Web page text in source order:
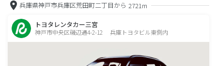
兵庫県神戸市兵庫区荒田町二丁目から 2721m
トヨタレンタカー三宮
神戸市中央区磯辺通4-2-12 兵庫トヨタビル東側内